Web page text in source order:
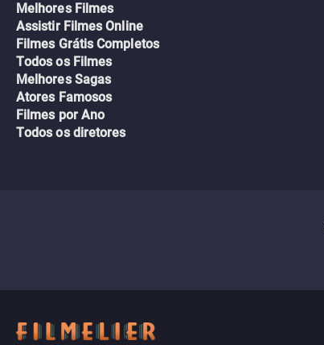
Melhores Filmes
Assistir Filmes Online
Filmes Grátis Completos
Todos os Filmes
Melhores Sagas
Atores Famosos
Filmes por Ano
Todos os diretores